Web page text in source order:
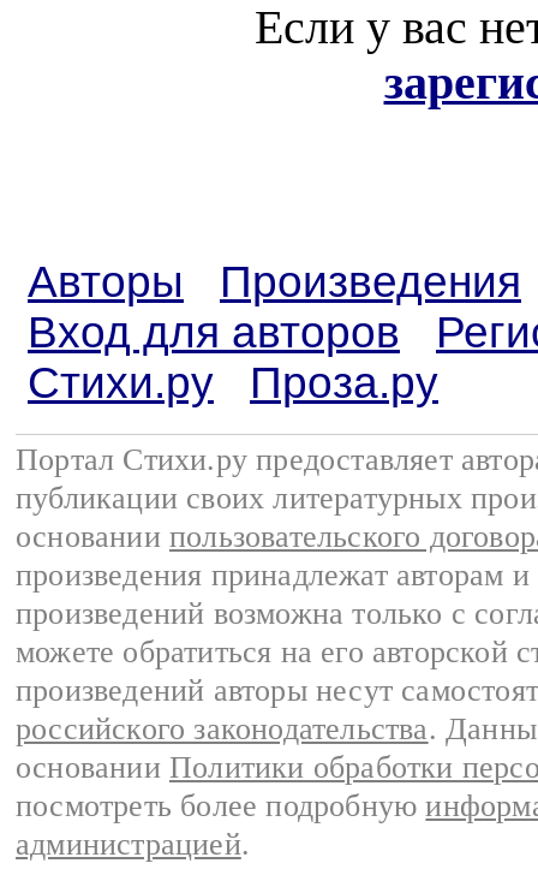
Если у вас
Авторы
Произведения
Вход для авторов
Стихи.ру
Проза.ру
Портал Стихи.ру предоставляет
публикации своих литературных
основании пользовательского
произведения принадлежат авторам
произведений возможна только с
можете обратиться на его авторской
произведений авторы несут
российского законодательства.
основании Политики обработки
посмотреть более подробную
администрацией.